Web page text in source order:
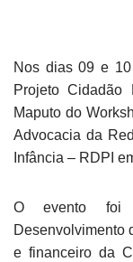
Nos dias 09 e
Projeto Cidadão
Maputo do
Advocacia da
Infância – RDPI
O evento foi
Desenvolvimento
e financeiro da